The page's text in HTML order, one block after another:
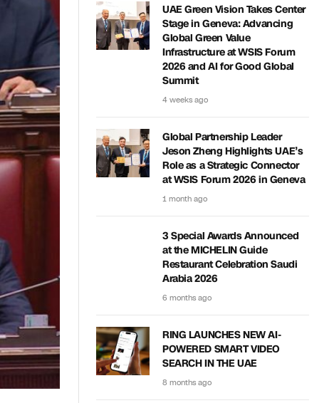
UAE Green Vision Takes Center
Stage in Geneva: Advancing
Global Green Value
Infrastructure at WSIS Forum
2026 and AI for Good Global
Summit
4 weeks ago
Global Partnership Leader
Jeson Zheng Highlights UAE’s
Role as a Strategic Connector
at WSIS Forum 2026 in Geneva
1 month ago
3 Special Awards Announced
at the MICHELIN Guide
Restaurant Celebration Saudi
Arabia 2026
6 months ago
RING LAUNCHES NEW AI-
POWERED SMART VIDEO
SEARCH IN THE UAE
8 months ago